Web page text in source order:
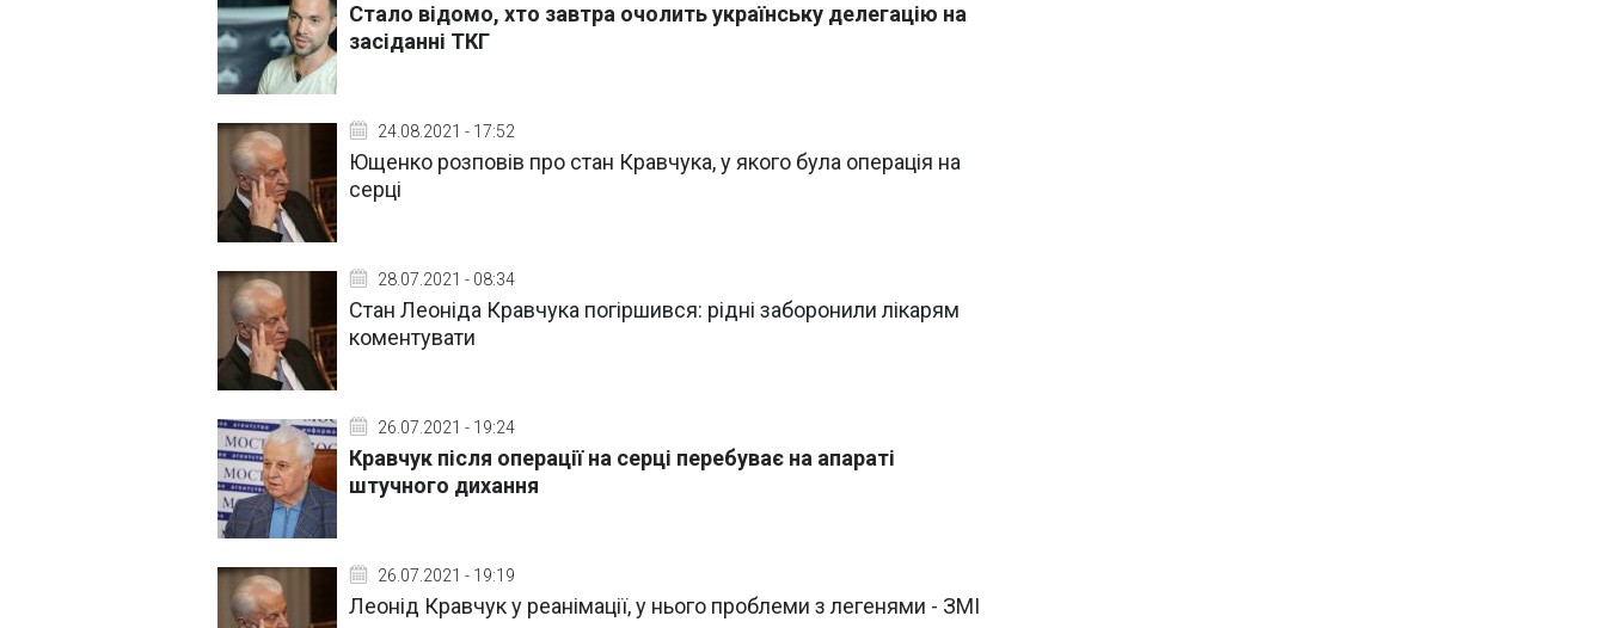
Стало відомо, хто завтра очолить українську делегацію на
засіданні ТКГ
24.08.2021 - 17:52
Ющенко розповів про стан Кравчука, у якого була операція на
серці
28.07.2021 - 08:34
Стан Леоніда Кравчука погіршився: рідні заборонили лікарям
коментувати
26.07.2021 - 19:24
Кравчук після операції на серці перебуває на апараті
штучного дихання
26.07.2021 - 19:19
Леонід Кравчук у реанімації, у нього проблеми з легенями - ЗМІ